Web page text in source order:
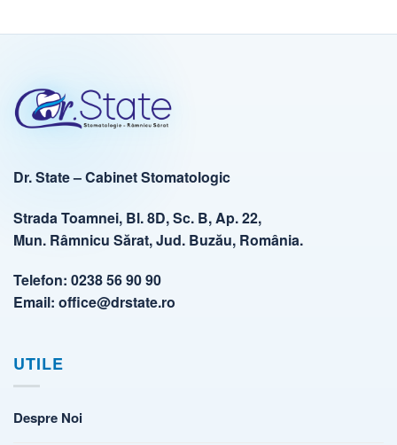
Dr. State – Cabinet Stomatologic
Strada Toamnei, Bl. 8D, Sc. B, Ap. 22,
Mun. Râmnicu Sărat, Jud. Buzău, România.
Telefon: 0238 56 90 90
Email: office@drstate.ro
UTILE
Despre Noi